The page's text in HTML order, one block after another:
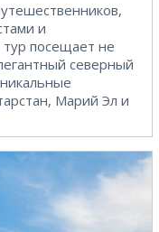
и
посещает не
северный
Марий Эл и